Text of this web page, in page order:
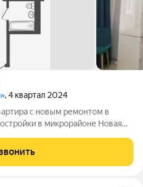
, 4 квартал 2024
с новым ремонтом в
в микрорайоне Новая
газовое отопление
платежи независимо